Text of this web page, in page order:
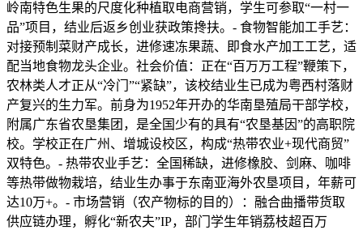
岭南特色生果的尺度化种植取电商营销，学生可参取“一村一
品”项目，结业后返乡创业获政策搀扶。- 食物智能加工手艺：
对接预制菜财产成长，进修速冻果蔬、即食水产加工工艺，适
配当地食物龙头企业。社会价值：正在“百万万工程”鞭策下，
农林类人才正从“冷门”“紧缺”，该校结业生已成为粤西村落财
产复兴的生力军。前身为1952年开办的华南垦殖局干部学校，
附属广东省农垦集团，是全国少有的具有“农垦基因”的高职院
校。学校正在广州、增城设校区，构成“热带农业+现代商贸”
双特色。- 热带农业手艺：全国稀缺，进修橡胶、剑麻、咖啡
等热带做物栽培，结业生办事于东南亚海外农垦项目，年薪可
达10万+。- 市场营销（农产物标的目的）：融合曲播带货取
供应链办理，孵化“新农夫”IP，部门学生年销荔枝超百万